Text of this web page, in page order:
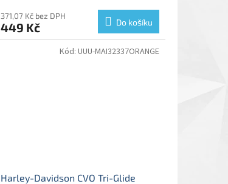
371,07 Kč bez DPH
449 Kč Do košíku
Harley-Davidson CVO Tri-Glide
Kód: UUU-MAI32337ORANGE